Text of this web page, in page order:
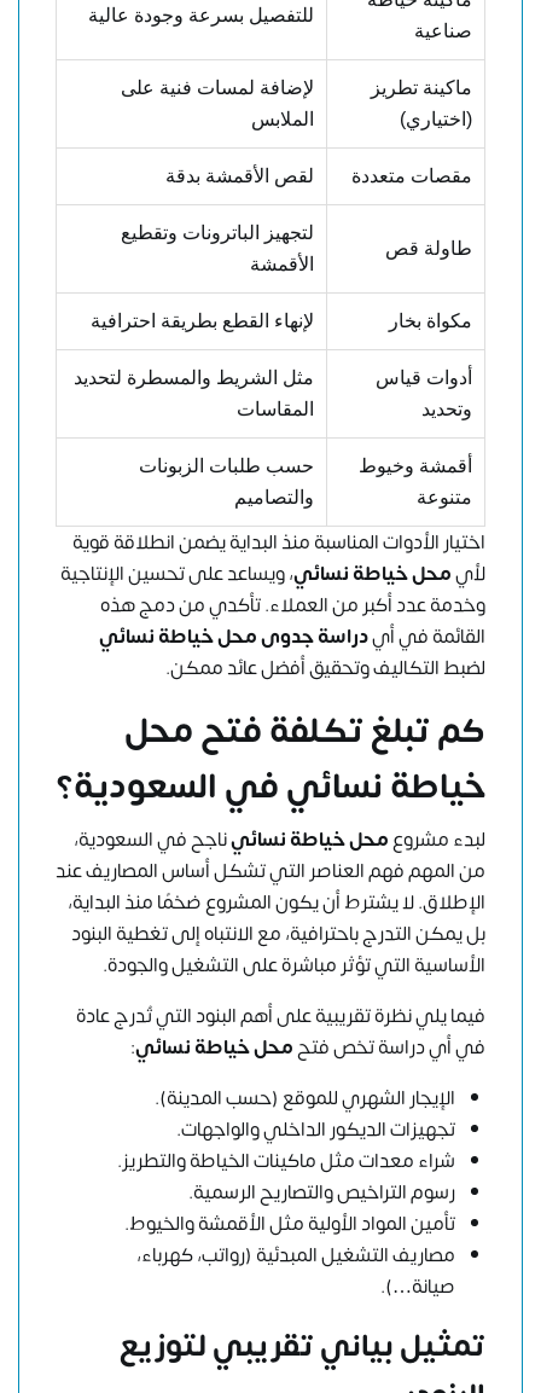
صناعية
للتفصيل بسرعة وجودة عالية
ماكينة تطريز
(اختياري)
لإضافة لمسات فنية على
الملابس
مقصات متعددة لقص الأقمشة بدقة
طاولة قص
لتجهيز الباترونات وتقطيع
الأقمشة
مكواة بخار لإنهاء القطع بطريقة احترافية
أدوات قياس
وتحديد
مثل الشريط والمسطرة لتحديد
المقاسات
أقمشة وخيوط
متنوعة
حسب طلبات الزبونات
والتصاميم
اختيار الأدوات المناسبة منذ البداية يضمن انطلاقة قوية
لأيمحل خياطة نسائي، ويساعد على تحسين الإنتاجية
وخدمة عدد أكبر من العملاء. تأكدي من دمج هذه
القائمة في أيدراسة جدوى محل خياطة نسائي
لضبط التكاليف وتحقيق أفضل عائد ممكن.
كم تبلغ تكلفة فتح محل
خياطة نسائي في السعودية؟
لبدء مشروعمحل خياطة نسائيناجح في السعودية،
من المهم فهم العناصر التي تشكل أساس المصاريف عند
الإطلاق. لا يشترط أن يكون المشروع ضخمًا منذ البداية،
بل يمكن التدرج باحترافية، مع الانتباه إلى تغطية البنود
الأساسية التي تؤثر مباشرة على التشغيل والجودة.
فيما يلي نظرة تقريبية على أهم البنود التي تُدرج عادة
في أي دراسة تخص فتحمحل خياطة نسائي:
الإيجار الشهري للموقع (حسب المدينة).
تجهيزات الديكور الداخلي والواجهات.
شراء معدات مثل ماكينات الخياطة والتطريز.
رسوم التراخيص والتصاريح الرسمية.
تأمين المواد الأولية مثل الأقمشة والخيوط.
مصاريف التشغيل المبدئية (رواتب، كهرباء،
صيانة…).
تمثيل بياني تقريبي لتوزيع